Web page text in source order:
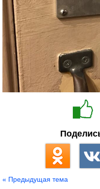
« Предыдущая тема